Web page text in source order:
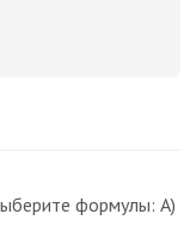
формулы: А)